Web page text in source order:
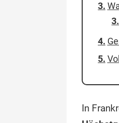
In